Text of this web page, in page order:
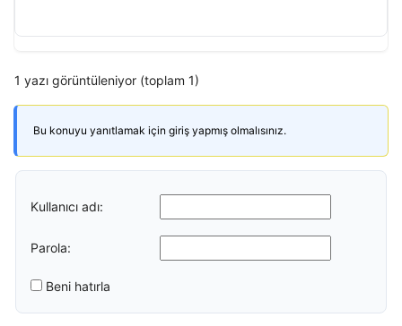
1 yazı görüntüleniyor (toplam 1)
Bu konuyu yanıtlamak için giriş yapmış olmalısınız.
Kullanıcı adı:
Parola:
Beni hatırla